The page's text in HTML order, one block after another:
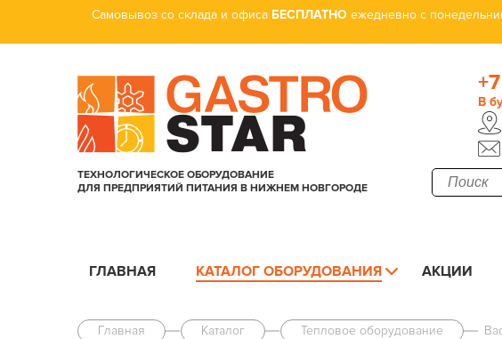
Самовывоз со склада и офиса БЕСПЛАТНО ежедневно с
ТЕХНОЛОГИЧЕСКОЕ ОБОРУДОВАНИЕ
ДЛЯ ПРЕДПРИЯТИЙ ПИТАНИЯ В НИЖНЕМ НОВГОРОДЕ
В
ГЛАВНАЯ КАТАЛОГ ОБОРУДОВАНИЯ АКЦИИ
Главная Каталог Тепловое оборудование